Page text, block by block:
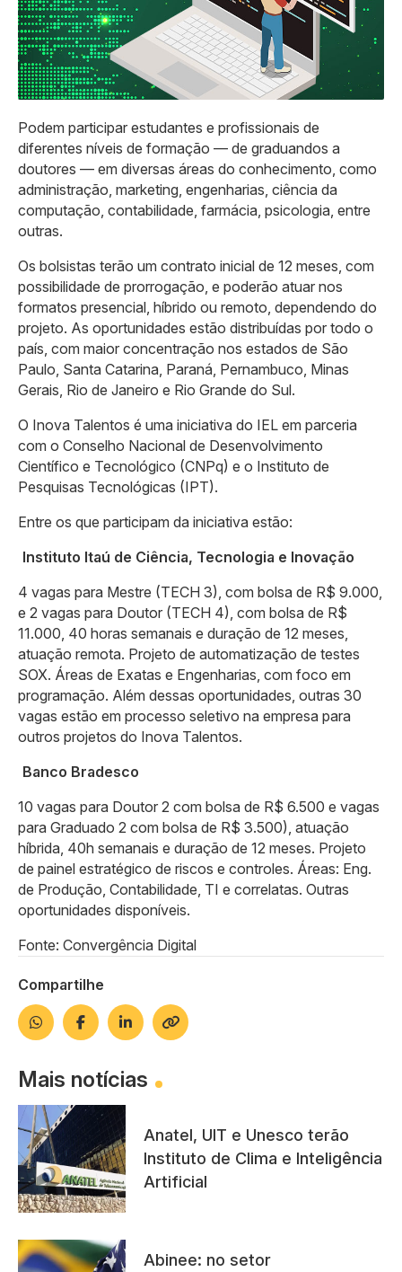
Podem participar estudantes e profissionais de
diferentes níveis de formação — de graduandos a
doutores — em diversas áreas do conhecimento, como
administração, marketing, engenharias, ciência da
computação, contabilidade, farmácia, psicologia, entre
outras.
Os bolsistas terão um contrato inicial de 12 meses, com
possibilidade de prorrogação, e poderão atuar nos
formatos presencial, híbrido ou remoto, dependendo do
projeto. As oportunidades estão distribuídas por todo o
país, com maior concentração nos estados de São
Paulo, Santa Catarina, Paraná, Pernambuco, Minas
Gerais, Rio de Janeiro e Rio Grande do Sul.
O Inova Talentos é uma iniciativa do IEL em parceria
com o Conselho Nacional de Desenvolvimento
Científico e Tecnológico (CNPq) e o Instituto de
Pesquisas Tecnológicas (IPT).
Entre os que participam da iniciativa estão:
Instituto Itaú de Ciência, Tecnologia e Inovação
4 vagas para Mestre (TECH 3), com bolsa de R$ 9.000,
e 2 vagas para Doutor (TECH 4), com bolsa de R$
11.000, 40 horas semanais e duração de 12 meses,
atuação remota. Projeto de automatização de testes
SOX. Áreas de Exatas e Engenharias, com foco em
programação. Além dessas oportunidades, outras 30
vagas estão em processo seletivo na empresa para
outros projetos do Inova Talentos.
Banco Bradesco
10 vagas para Doutor 2 com bolsa de R$ 6.500 e vagas
para Graduado 2 com bolsa de R$ 3.500), atuação
híbrida, 40h semanais e duração de 12 meses. Projeto
de painel estratégico de riscos e controles. Áreas: Eng.
de Produção, Contabilidade, TI e correlatas. Outras
oportunidades disponíveis.
Fonte: Convergência Digital
Compartilhe
Mais notícias
Anatel, UIT e Unesco terão
Instituto de Clima e Inteligência
Artificial
Abinee: no setor